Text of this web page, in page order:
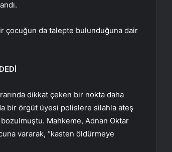
çocuğun da talepte bulunduğuna dair
dikkat çeken bir nokta daha
bir örgüt üyesi polislere silahla ateş
Mahkeme, Adnan Oktar
vararak, “kasten öldürmeye